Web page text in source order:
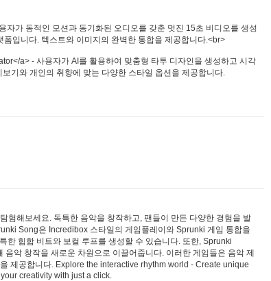
자가 동적인 모션과 동기화된 오디오를 갖춘 멋진 15초 비디오를 생성
입니다. 텍스트와 이미지의 완벽한 통합을 제공합니다.<br>
a> - 사용자가 AI를 활용하여 맞춤형 타투 디자인을 생성하고 시각
기와 개인의 취향에 맞는 다양한 스타일 옵션을 제공합니다.
험해보세요. 독특한 음악을 창작하고, 팬들이 만든 다양한 경험을 발
Song은 Incredibox 스타일의 게임플레이와 Sprunki 게임 통합을
한 힙합 비트와 보컬 루프를 생성할 수 있습니다. 또한, Sprunki
악 창작을 새로운 차원으로 이끌어줍니다. 이러한 게임들은 음악 제
제공합니다. Explore the interactive rhythm world - Create unique
creativity with just a click.